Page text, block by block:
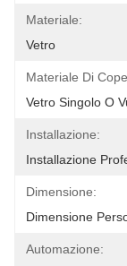
Materiale:
Vetro
Materiale Di
Vetro Singolo O
Installazione:
Installazione
Dimensione:
Dimensione
Automazione: